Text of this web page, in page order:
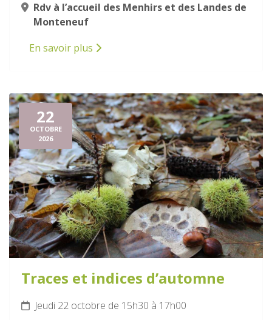
Rdv à l’accueil des Menhirs et des Landes de
Monteneuf
En savoir plus
22
OCTOBRE
2026
Traces et indices d’automne
Jeudi 22 octobre de 15h30 à 17h00